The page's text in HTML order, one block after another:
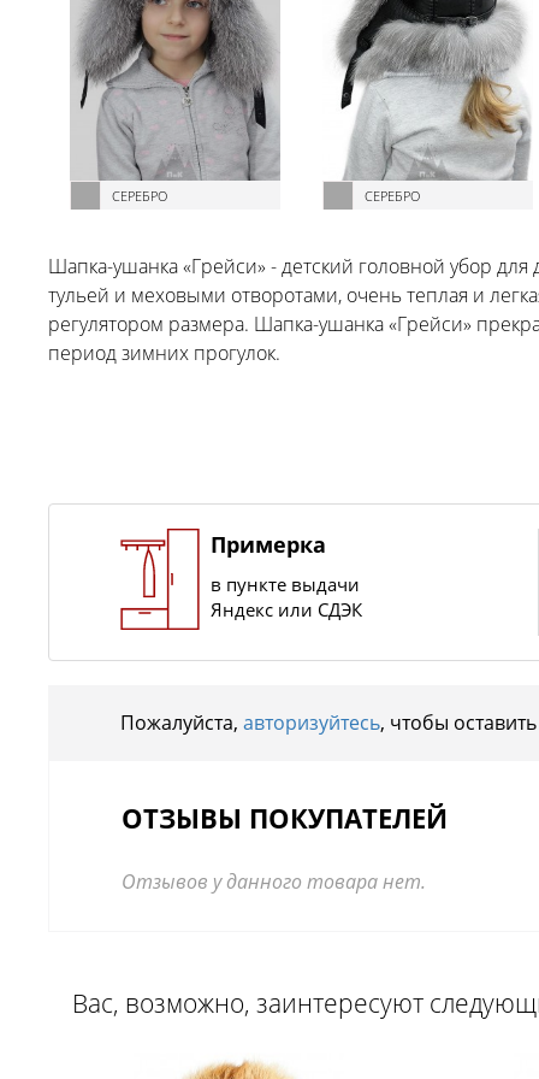
СЕРЕБРО СЕРЕБРО
Шапка-ушанка «Грейси» - детский головной убор
тульей и меховыми отворотами, очень теплая и
регулятором размера. Шапка-ушанка «Грейси»
период зимних прогулок.
Примерка
в пункте выдачи
Яндекс или СДЭК
Пожалуйста, авторизуйтесь, чтобы
ОТЗЫВЫ ПОКУПАТЕЛЕЙ
Отзывов у данного товара нет.
Вас, возможно, заинтересуют